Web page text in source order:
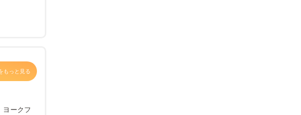
もっと見る
ークフ